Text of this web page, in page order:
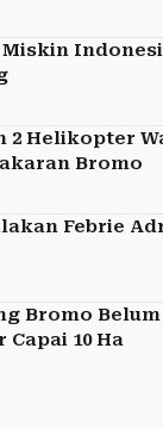
Miskin
2 Helikopter
Bromo
Febrie
Bromo Belum
10 Ha